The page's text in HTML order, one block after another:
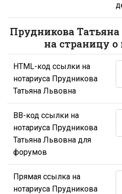
Прудникова
на страницу о
HTML-код ссылки на
нотариуса Прудникова
Татьяна Львовна
BB-код ссылки на
нотариуса Прудникова
Татьяна Львовна для
форумов
Прямая ссылка на
нотариуса Прудникова